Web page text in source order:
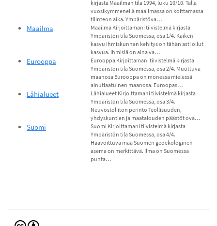
kirjasta Maailman tila 1994, luku 10/10. Tällä
vuosikymmenellä maailmassa on koittamassa
tilinteon aika. Ympäristöva…
Maailma
Maailma Kirjoittamani tiivistelmä kirjasta
Ympäristön tila Suomessa, osa 1/4. Kaiken
kasvu Ihmiskunnan kehitys on tähän asti ollut
kasvua. Ihmisiä on aina va…
Eurooppa
Eurooppa Kirjoittamani tiivistelmä kirjasta
Ympäristön tila Suomessa, osa 2/4. Muuttuva
maanosa Eurooppa on monessa mielessä
ainutlaatuinen maanosa. Euroopas…
Lähialueet
Lähialueet Kirjoittamani tiivistelmä kirjasta
Ympäristön tila Suomessa, osa 3/4.
Neuvostoliiton perintö Teollisuuden,
yhdyskuntien ja maatalouden päästöt ova…
Suomi
Suomi Kirjoittamani tiivistelmä kirjasta
Ympäristön tila Suomessa, osa 4/4.
Haavoittuva maa Suomen geoekologinen
asema on merkittävä. Ilma on Suomessa
puhta…